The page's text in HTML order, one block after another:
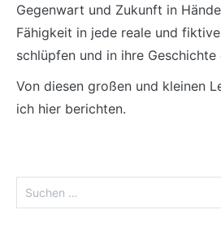
Gegenwart und Zukunft in
Fähigkeit in jede reale und
schlüpfen und in ihre Geschichte
Von diesen großen und kleinen
ich hier berichten.
nach: